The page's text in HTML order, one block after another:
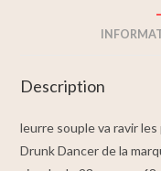
Description
leurre souple va ravir
Drunk Dancer de la